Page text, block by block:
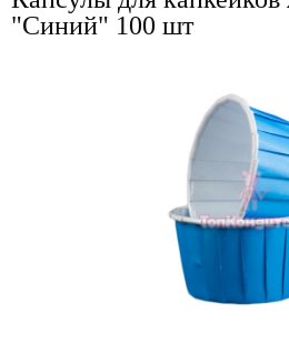
"Синий" 100 шт